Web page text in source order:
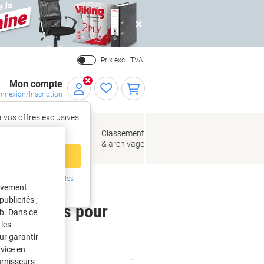
Close
Prix excl. TVA.
Mon compte
Inscription
vos offres exclusives
Inscrivez-vous dès
de bureau
Classement
& archivage
pour
;
Dans ce
garantir
en